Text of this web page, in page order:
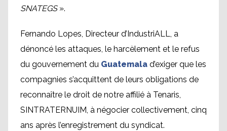
SNATEGS».
Fernando Lopes, Directeur d’IndustriALL, a
dénoncé les attaques, le harcèlement et le refus
du gouvernement du Guatemala d’exiger que les
compagnies s’acquittent de leurs obligations de
reconnaître le droit de notre affilié à Tenaris,
SINTRATERNUIM, à négocier collectivement, cinq
ans après l’enregistrement du syndicat.